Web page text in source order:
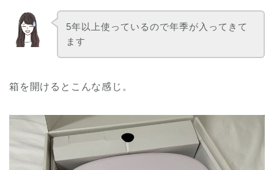
5年以上使っているので年季が入ってきて
ます
箱を開けるとこんな感じ。